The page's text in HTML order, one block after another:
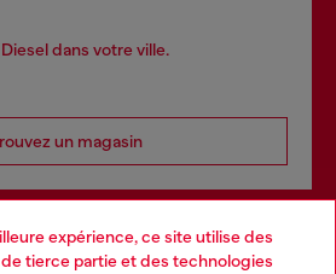
expérience, ce site utilise des
tierce partie et des technologies
dans votre ville.
un magasin